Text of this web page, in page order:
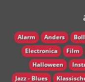
Alarm Anders
Electronica
Film
Halloween
Jazz - Blues